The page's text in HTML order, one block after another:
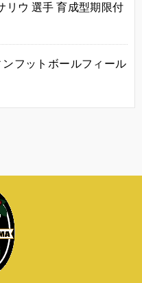
リウ 選手 育成型期限付
ンフットボールフィール